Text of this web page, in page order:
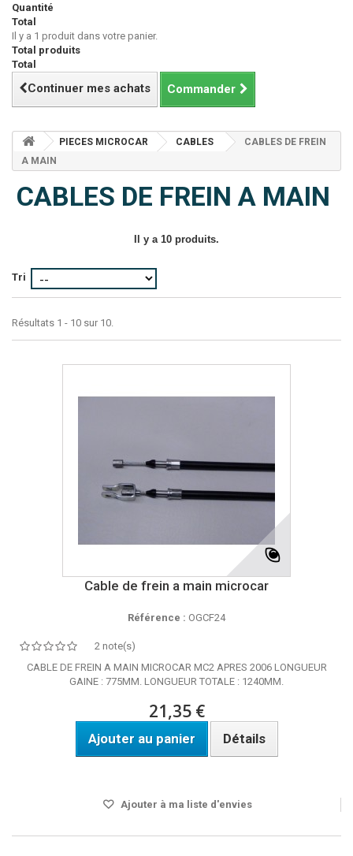
Quantité
Total
Il y a 1 produit dans votre panier.
Total produits
Total
Continuer mes achats Commander
PIECES MICROCAR CABLES
CABLES DE FREIN
A MAIN
CABLES DE FREIN A MAIN
Il y a 10 produits.
Tri
Résultats 1 - 10 sur 10.
Cable de frein a main microcar
Référence : OGCF24
2 note(s)
CABLE DE FREIN A MAIN MICROCAR MC2 APRES 2006 LONGUEUR
GAINE : 775MM. LONGUEUR TOTALE : 1240MM.
21,35 €
Ajouter au panier Détails
Ajouter à ma liste d'envies